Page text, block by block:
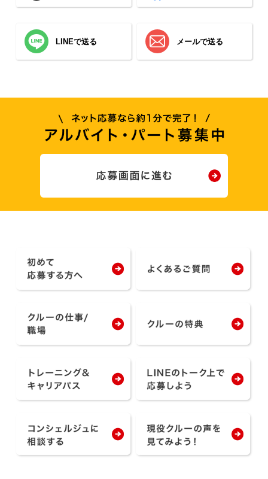
LINEで送る メールで送る